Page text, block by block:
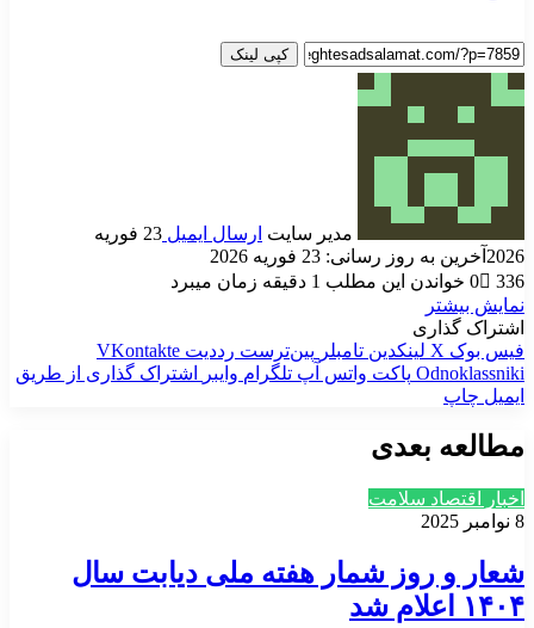
کپی لینک
مدیر سایت ارسال ایمیل
23 فوریه
2026 آخرین به روز رسانی: 23 فوریه 2026
0
336
خواندن این مطلب 1 دقیقه زمان میبرد
نمایش بیشتر
اشتراک گذاری
فیس بوک X لینکدین ‫تامبلر ‫پین‌ترست ‫رددیت ‫VKontakte
‫Odnoklassniki پاکت واتس آپ تلگرام وایبر
اشتراک گذاری از طریق
ایمیل چاپ
مطالعه بعدی
اخبار اقتصاد سلامت
8 نوامبر 2025
شعار و روز شمار هفته ملی دیابت سال
۱۴۰۴ اعلام شد